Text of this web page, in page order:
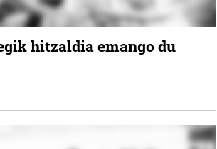
hitzaldia emango du